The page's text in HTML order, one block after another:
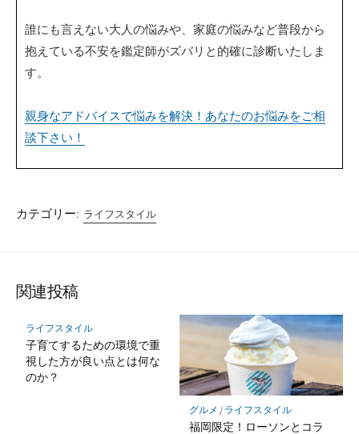
誰にも言えない大人の悩みや、家庭の悩みなど普段から
抱えている不安を鑑定師がズバリと的確に診断いたしま
す。
親身なアドバイスで悩みを解決！あなたのお悩みをご相
談下さい！
カテゴリー: ライフスタイル
関連投稿
ライフスタイル
子育てするための環境で重
視した方が良い点とは何な
のか？
グルメ / ライフスタイル
福岡限定！ローソンとコラ